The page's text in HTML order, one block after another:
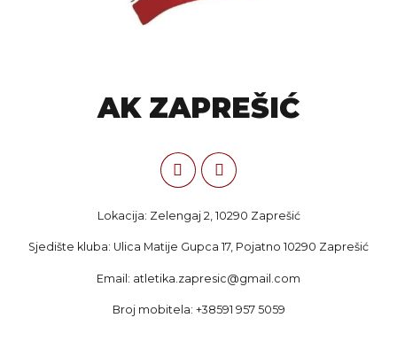
AK ZAPREŠIĆ
Lokacija: Zelengaj 2, 10290 Zaprešić
Sjedište kluba: Ulica Matije Gupca 17, Pojatno 10290 Zaprešić
Email: atletika.zapresic@gmail.com
Broj mobitela: +38591 957 5059